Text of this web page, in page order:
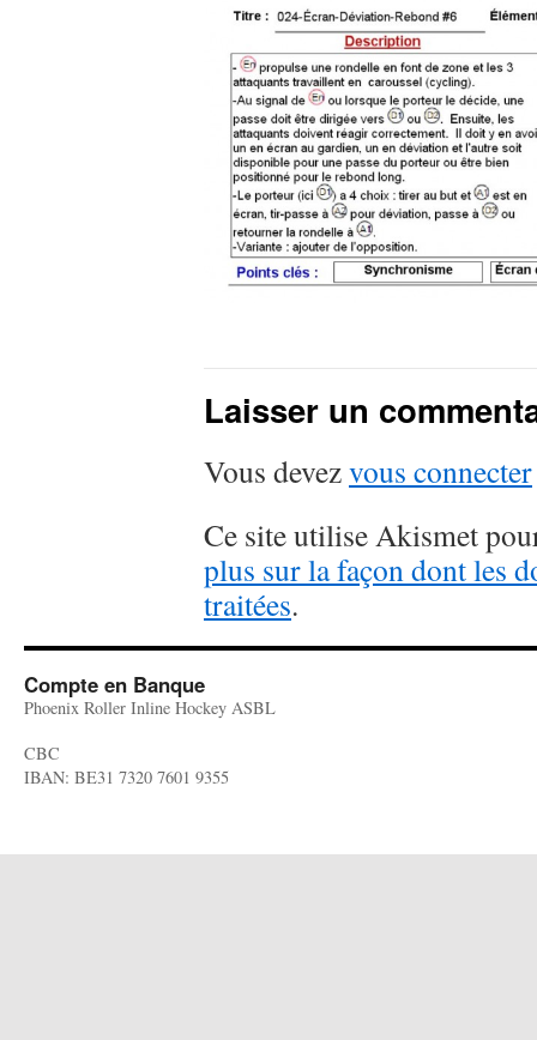
Laisser un
Vous devezvous connecter
Ce site utilise Akismet
plus sur la façon dont les
traitées.
Compte en Banque
Phoenix Roller Inline Hockey ASBL
CBC
IBAN: BE31 7320 7601 9355